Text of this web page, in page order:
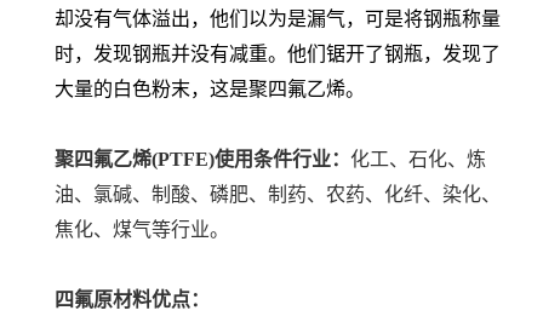
却没有气体溢出，他们以为是漏气，可是将钢瓶称量
时，发现钢瓶并没有减重。他们锯开了钢瓶，发现了
大量的白色粉末，这是聚四氟乙烯。
聚四氟乙烯(PTFE)使用条件行业： 化工、石化、炼
油、氯碱、制酸、磷肥、制药、农药、化纤、染化、
焦化、煤气等行业。
四氟原材料优点：